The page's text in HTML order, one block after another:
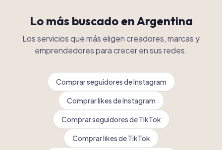
Lo más buscado enArgentina
Los servicios que más eligen creadores, marcas y
emprendedores para crecer en sus redes.
Comprar seguidores de Instagram
Comprar likes de Instagram
Comprar seguidores de TikTok
Comprar likes de TikTok